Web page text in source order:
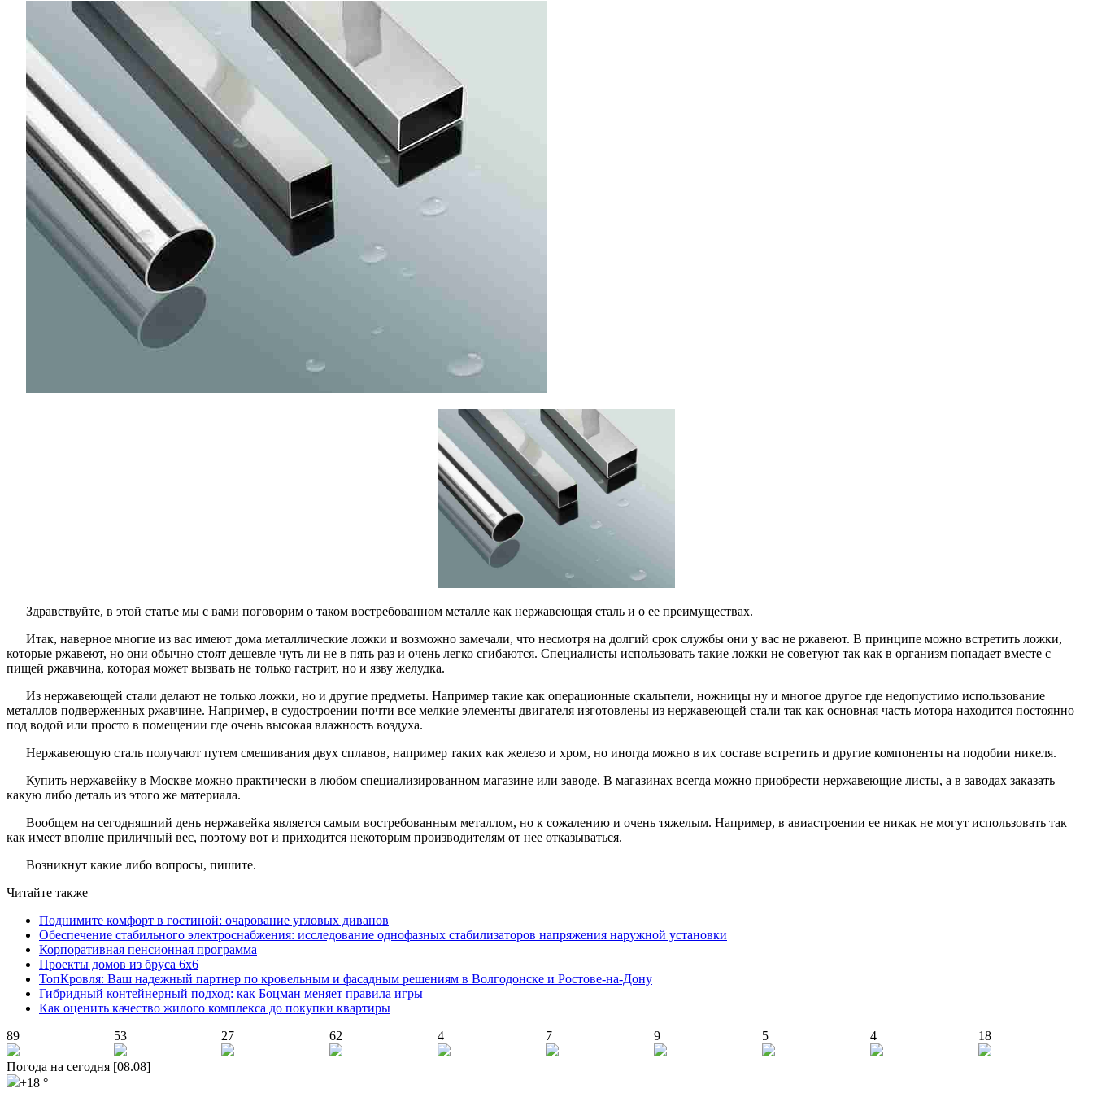
Здравствуйте, в этой статье мы с вами поговорим о таком востребованном металле как нержавеющая сталь и о ее преимуществах.
Итак, наверное многие из вас имеют дома металлические ложки и возможно замечали, что несмотря на долгий срок службы они у вас не ржавеют. В принципе можно встретить ложки,
которые ржавеют, но они обычно стоят дешевле чуть ли не в пять раз и очень легко сгибаются. Специалисты использовать такие ложки не советуют так как в организм попадает вместе с
пищей ржавчина, которая может вызвать не только гастрит, но и язву желудка.
Из нержавеющей стали делают не только ложки, но и другие предметы. Например такие как операционные скальпели, ножницы ну и многое другое где недопустимо использование
металлов подверженных ржавчине. Например, в судостроении почти все мелкие элементы двигателя изготовлены из нержавеющей стали так как основная часть мотора находится постоянно
под водой или просто в помещении где очень высокая влажность воздуха.
Нержавеющую сталь получают путем смешивания двух сплавов, например таких как железо и хром, но иногда можно в их составе встретить и другие компоненты на подобии никеля.
Купить нержавейку в Москве можно практически в любом специализированном магазине или заводе. В магазинах всегда можно приобрести нержавеющие листы, а в заводах заказать
какую либо деталь из этого же материала.
Вообщем на сегодняшний день нержавейка является самым востребованным металлом, но к сожалению и очень тяжелым. Например, в авиастроении ее никак не могут использовать так
как имеет вполне приличный вес, поэтому вот и приходится некоторым производителям от нее отказываться.
Возникнут какие либо вопросы, пишите.
Читайте также
Поднимите комфорт в гостиной: очарование угловых диванов
Обеспечение стабильного электроснабжения: исследование однофазных стабилизаторов напряжения наружной установки
Корпоративная пенсионная программа
Проекты домов из бруса 6х6
ТопКровля: Ваш надежный партнер по кровельным и фасадным решениям в Волгодонске и Ростове-на-Дону
Гибридный контейнерный подход: как Боцман меняет правила игры
Как оценить качество жилого комплекса до покупки квартиры
89
53 27 62 4 7 9 5 4 18
Погода на сегодня [08.08]
+18 °